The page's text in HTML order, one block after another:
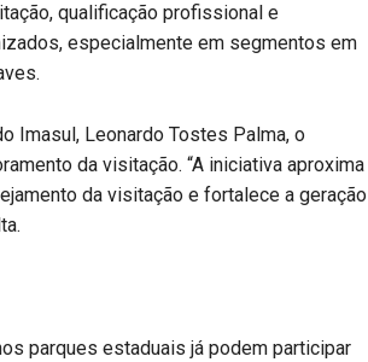
qualificação profissional e
especialmente em segmentos em
Imasul, Leonardo Tostes Palma, o
da visitação. “A iniciativa aproxima
da visitação e fortalece a geração
parques estaduais já podem participar